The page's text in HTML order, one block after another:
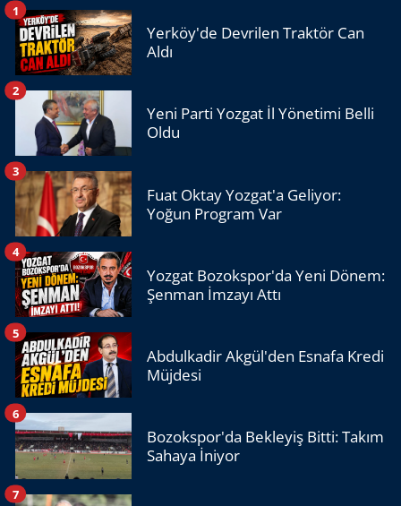
Yerköy'de Devrilen Traktör Can
Aldı
1
Yeni Parti Yozgat İl Yönetimi Belli
Oldu
2
Fuat Oktay Yozgat'a Geliyor:
Yoğun Program Var
3
Yozgat Bozokspor'da Yeni Dönem:
Şenman İmzayı Attı
4
Abdulkadir Akgül'den Esnafa Kredi
Müjdesi
5
Bozokspor'da Bekleyiş Bitti: Takım
Sahaya İniyor
6
7